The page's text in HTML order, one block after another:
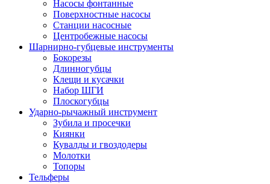
Насосы фонтанные
Поверхностные насосы
Станции насосные
Центробежные насосы
Шарнирно-губцевые инструменты
Бокорезы
Длинногубцы
Клещи и кусачки
Набор ШГИ
Плоскогубцы
Ударно-рычажный инструмент
Зубила и просечки
Киянки
Кувалды и гвоздодеры
Молотки
Топоры
Тельферы